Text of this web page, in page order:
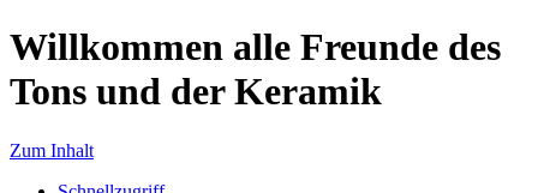
Willkommen alle Freunde des
Tons und der Keramik
Zum Inhalt